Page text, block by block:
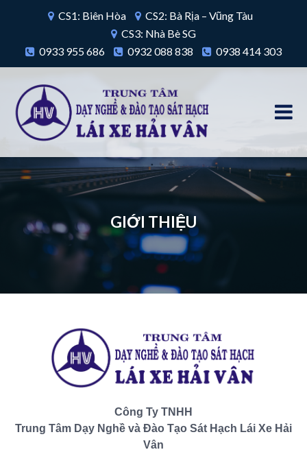
CS1: Biên Hòa
CS2: Bà Rịa – Vũng Tàu
CS3: Nhà Bè SG
0933 955 686
0932 088 838 0938 414 303
GIỚI THIỆU
Công Ty TNHH
Trung Tâm Dạy Nghề và Đào Tạo Sát Hạch Lái Xe Hải
Vân